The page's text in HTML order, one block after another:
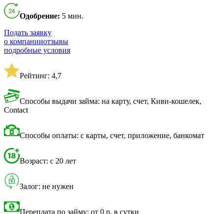
Одобрение: 5 мин.
Подать заявку
о компанииотзывы
подробные условия
Рейтинг: 4,7
Способы выдачи займа: на карту, счет, Киви-кошелек,
Contact
Способы оплаты: с карты, счет, приложение, банкомат
Возраст: с 20 лет
Залог: не нужен
Переплата по займу: от 0 р. в сутки